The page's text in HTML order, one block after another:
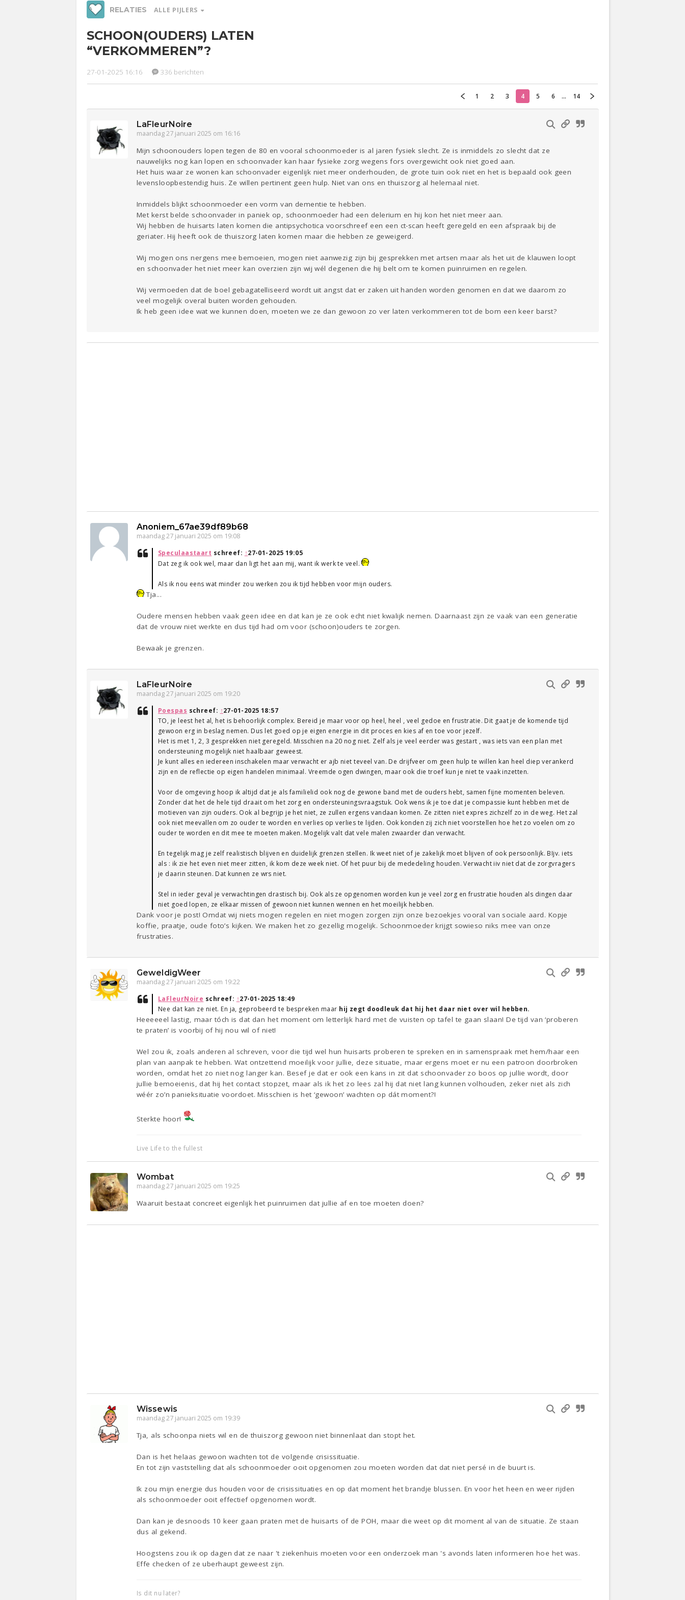
RELATIES ALLE PIJLERS
Relaties
Werk &
Studie
Entertainment Lijf & Lijn Kinderen Digi Eten
Mode &
Zwanger Psyche Thuis Klussen
SCHOON(OUDERS) LATEN
“VERKOMMEREN”?
27-01-2025 16:16 336 berichten
1 2 3 4 5 6 ... 14
LaFleurNoire
maandag 27 januari 2025 om 16:16
Mijn schoonouders lopen tegen de 80 en vooral schoonmoeder is al jaren fysiek slecht. Ze is inmiddels zo slecht dat ze
nauwelijks nog kan lopen en schoonvader kan haar fysieke zorg wegens fors overgewicht ook niet goed aan.
Het huis waar ze wonen kan schoonvader eigenlijk niet meer onderhouden, de grote tuin ook niet en het is bepaald ook geen
levensloopbestendig huis. Ze willen pertinent geen hulp. Niet van ons en thuiszorg al helemaal niet.
Inmiddels blijkt schoonmoeder een vorm van dementie te hebben.
Met kerst belde schoonvader in paniek op, schoonmoeder had een delerium en hij kon het niet meer aan.
Wij hebben de huisarts laten komen die antipsychotica voorschreef een een ct-scan heeft geregeld en een afspraak bij de
geriater. Hij heeft ook de thuiszorg laten komen maar die hebben ze geweigerd.
Wij mogen ons nergens mee bemoeien, mogen niet aanwezig zijn bij gesprekken met artsen maar als het uit de klauwen loopt
en schoonvader het niet meer kan overzien zijn wij wél degenen die hij belt om te komen puinruimen en regelen.
Wij vermoeden dat de boel gebagatelliseerd wordt uit angst dat er zaken uit handen worden genomen en dat we daarom zo
veel mogelijk overal buiten worden gehouden.
Ik heb geen idee wat we kunnen doen, moeten we ze dan gewoon zo ver laten verkommeren tot de bom een keer barst?
Anoniem_67ae39df89b68
maandag 27 januari 2025 om 19:08
Speculaastaart schreef: ↑27-01-2025 19:05
Dat zeg ik ook wel, maar dan ligt het aan mij, want ik werk te veel.
Als ik nou eens wat minder zou werken zou ik tijd hebben voor mijn ouders.
Tja...
Oudere mensen hebben vaak geen idee en dat kan je ze ook echt niet kwalijk nemen. Daarnaast zijn ze vaak van een generatie
dat de vrouw niet werkte en dus tijd had om voor (schoon)ouders te zorgen.
Bewaak je grenzen.
LaFleurNoire
maandag 27 januari 2025 om 19:20
Poespas schreef: ↑27-01-2025 18:57
TO, je leest het al, het is behoorlijk complex. Bereid je maar voor op heel, heel , veel gedoe en frustratie. Dit gaat je de komende tijd
gewoon erg in beslag nemen. Dus let goed op je eigen energie in dit proces en kies af en toe voor jezelf.
Het is met 1, 2, 3 gesprekken niet geregeld. Misschien na 20 nog niet. Zelf als je veel eerder was gestart , was iets van een plan met
ondersteuning mogelijk niet haalbaar geweest.
Je kunt alles en iedereen inschakelen maar verwacht er ajb niet teveel van. De drijfveer om geen hulp te willen kan heel diep verankerd
zijn en de reflectie op eigen handelen minimaal. Vreemde ogen dwingen, maar ook die troef kun je niet te vaak inzetten.
Voor de omgeving hoop ik altijd dat je als familielid ook nog de gewone band met de ouders hebt, samen fijne momenten beleven.
Zonder dat het de hele tijd draait om het zorg en ondersteuningsvraagstuk. Ook wens ik je toe dat je compassie kunt hebben met de
motieven van zijn ouders. Ook al begrijp je het niet, ze zullen ergens vandaan komen. Ze zitten niet expres zichzelf zo in de weg. Het zal
ook niet meevallen om zo ouder te worden en verlies op verlies te lijden. Ook konden zij zich niet voorstellen hoe het zo voelen om zo
ouder te worden en dit mee te moeten maken. Mogelijk valt dat vele malen zwaarder dan verwacht.
En tegelijk mag je zelf realistisch blijven en duidelijk grenzen stellen. Ik weet niet of je zakelijk moet blijven of ook persoonlijk. BIjv. iets
als : ik zie het even niet meer zitten, ik kom deze week niet. Of het puur bij de mededeling houden. Verwacht iiv niet dat de zorgvragers
je daarin steunen. Dat kunnen ze wrs niet.
Stel in ieder geval je verwachtingen drastisch bij. Ook als ze opgenomen worden kun je veel zorg en frustratie houden als dingen daar
niet goed lopen, ze elkaar missen of gewoon niet kunnen wennen en het moeilijk hebben.
Dank voor je post! Omdat wij niets mogen regelen en niet mogen zorgen zijn onze bezoekjes vooral van sociale aard. Kopje
koffie, praatje, oude foto’s kijken. We maken het zo gezellig mogelijk. Schoonmoeder krijgt sowieso niks mee van onze
frustraties.
GeweldigWeer
maandag 27 januari 2025 om 19:22
LaFleurNoire schreef: ↑27-01-2025 18:49
Nee dat kan ze niet. En ja, geprobeerd te bespreken maar hij zegt doodleuk dat hij het daar niet over wil hebben.
Heeeeeel lastig, maar tóch is dat dan het moment om letterlijk hard met de vuisten op tafel te gaan slaan! De tijd van ‘proberen
te praten’ is voorbij of hij nou wil of niet!
Wel zou ik, zoals anderen al schreven, voor die tijd wel hun huisarts proberen te spreken en in samenspraak met hem/haar een
plan van aanpak te hebben. Wat ontzettend moeilijk voor jullie, deze situatie, maar ergens moet er nu een patroon doorbroken
worden, omdat het zo niet nog langer kan. Besef je dat er ook een kans in zit dat schoonvader zo boos op jullie wordt, door
jullie bemoeienis, dat hij het contact stopzet, maar als ik het zo lees zal hij dat niet lang kunnen volhouden, zeker niet als zich
wéér zo’n panieksituatie voordoet. Misschien is het ‘gewoon’ wachten op dát moment?!
Sterkte hoor!
Live Life to the fullest
Wombat
maandag 27 januari 2025 om 19:25
Waaruit bestaat concreet eigenlijk het puinruimen dat jullie af en toe moeten doen?
Wissewis
maandag 27 januari 2025 om 19:39
Tja, als schoonpa niets wil en de thuiszorg gewoon niet binnenlaat dan stopt het.
Dan is het helaas gewoon wachten tot de volgende crisissituatie.
En tot zijn vaststelling dat als schoonmoeder ooit opgenomen zou moeten worden dat dat niet persé in de buurt is.
Ik zou mijn energie dus houden voor de crisissituaties en op dat moment het brandje blussen. En voor het heen en weer rijden
als schoonmoeder ooit effectief opgenomen wordt.
Dan kan je desnoods 10 keer gaan praten met de huisarts of de POH, maar die weet op dit moment al van de situatie. Ze staan
dus al gekend.
Hoogstens zou ik op dagen dat ze naar 't ziekenhuis moeten voor een onderzoek man 's avonds laten informeren hoe het was.
Effe checken of ze uberhaupt geweest zijn.
Is dit nu later?